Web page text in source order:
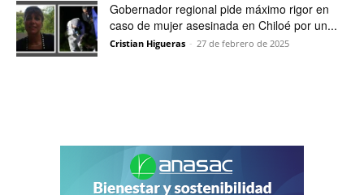
Gobernador regional pide máximo rigor en
caso de mujer asesinada en Chiloé por un...
Cristian Higueras - 27 de febrero de 2025